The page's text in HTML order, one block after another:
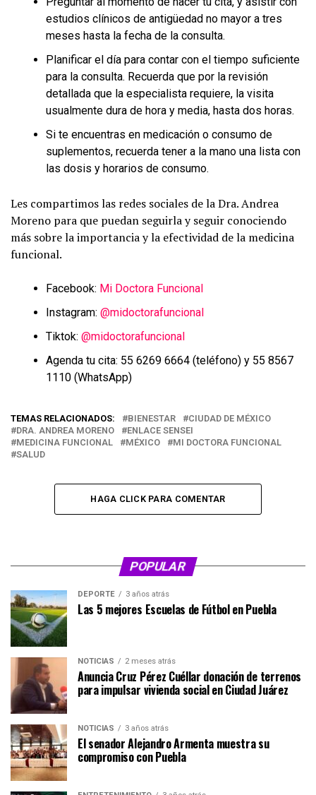
estudios clínicos de antigüedad no mayor a tres
meses hasta la fecha de la consulta.
Planificar el día para contar con el tiempo suficiente
para la consulta. Recuerda que por la revisión
detallada que la especialista requiere, la visita
usualmente dura de hora y media, hasta dos horas.
Si te encuentras en medicación o consumo de
suplementos, recuerda tener a la mano una lista con
las dosis y horarios de consumo.
Les compartimos las redes sociales de la Dra. Andrea
Moreno para que puedan seguirla y seguir conociendo
más sobre la importancia y la efectividad de la medicina
funcional.
Facebook: Mi Doctora Funcional
Instagram: @midoctorafuncional
Tiktok: @midoctorafuncional
Agenda tu cita: 55 6269 6664 (teléfono) y 55 8567
1110 (WhatsApp)
TEMAS RELACIONADOS: BIENESTAR
CIUDAD DE MÉXICO
DRA. ANDREA MORENO
ENLACE SENSEI
MEDICINA FUNCIONAL
MÉXICO
MI DOCTORA FUNCIONAL
SALUD
HAGA CLICK PARA COMENTAR
POPULAR
DEPORTE 3 años atrás
Las 5 mejores Escuelas de Fútbol en Puebla
NOTICIAS 2 meses atrás
Anuncia Cruz Pérez Cuéllar donación de terrenos
para impulsar vivienda social en Ciudad Juárez
NOTICIAS 3 años atrás
El senador Alejandro Armenta muestra su
compromiso con Puebla